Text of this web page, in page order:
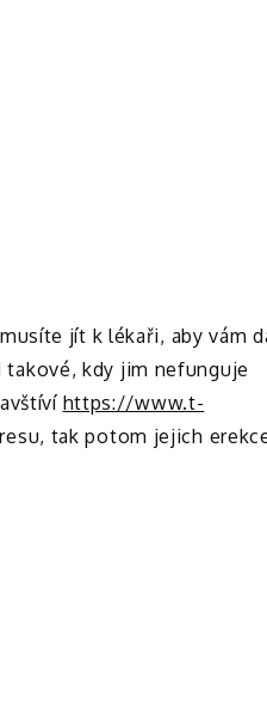
jít k lékaři, aby vám
takové, kdy jim nefunguje
https://www.t-
tak potom jejich